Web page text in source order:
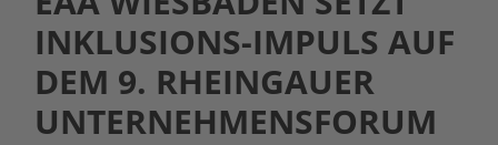
INKLUSIONS-IMPULS AUF
DEM 9. RHEINGAUER
UNTERNEHMENSFORUM